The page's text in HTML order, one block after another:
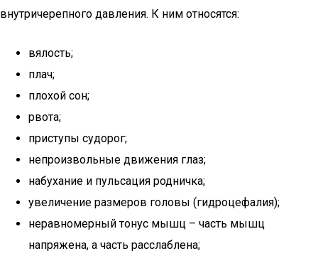
внутричерепного давления. К ним относятся:
вялость;
плач;
плохой сон;
рвота;
приступы судорог;
непроизвольные движения глаз;
набухание и пульсация родничка;
увеличение размеров головы (гидроцефалия);
неравномерный тонус мышц – часть мышц
напряжена, а часть расслаблена;